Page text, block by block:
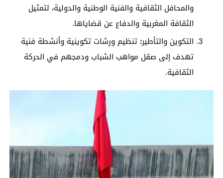
والمحافل الثقافية والفنية الوطنية والدولية، لتمثيل
الثقافة المغربية والدفاع عن قضاياها.
التكوين والتأطير: تنظيم ورشات تكوينية وأنشطة فنية
تهدف إلى صقل مواهب الشباب ودمجهم في الحركة
الثقافية.